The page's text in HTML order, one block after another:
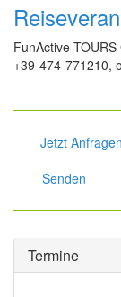
FunActive
+39-474-771210,
Jetzt Anfragen
Senden
Termine